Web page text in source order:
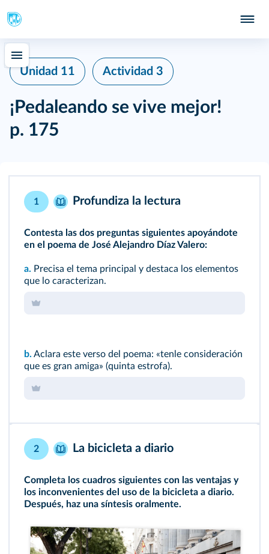
Unidad 11 Actividad 3
¡Pedaleando se vive mejor!
p. 175
1 Profundiza la lectura
Contesta las dos preguntas siguientes apoyándote
en el poema de José Alejandro Díaz Valero:
a. Precisa el tema principal y destaca los elementos
que lo caracterizan.
b. Aclara este verso del poema: «tenle consideración
que es gran amiga» (quinta estrofa).
2 La bicicleta a diario
Completa los cuadros siguientes con las ventajas y
los inconvenientes del uso de la bicicleta a diario.
Después, haz una síntesis oralmente.